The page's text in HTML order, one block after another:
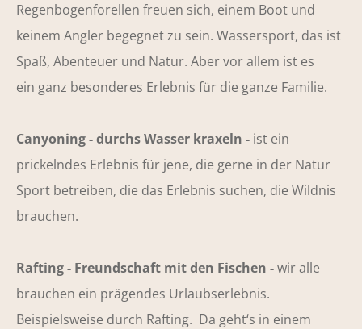
Regenbogenforellen freuen sich, einem Boot und
keinem Angler begegnet zu sein. Wassersport, das ist
Spaß, Abenteuer und Natur. Aber vor allem ist es
ein ganz besonderes Erlebnis für die ganze Familie.
Canyoning - durchs Wasser kraxeln - ist ein
prickelndes Erlebnis für jene, die gerne in der Natur
Sport betreiben, die das Erlebnis suchen, die Wildnis
brauchen.
Rafting - Freundschaft mit den Fischen -wir alle
brauchen ein prägendes Urlaubserlebnis.
Beispielsweise durch Rafting. Da geht‘s in einem